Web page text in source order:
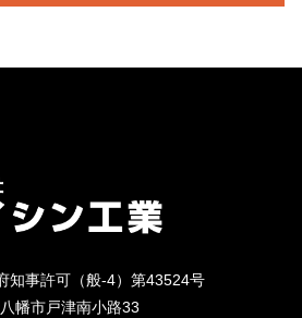
事許可（般-4）第43524号
幡市戸津南小路33